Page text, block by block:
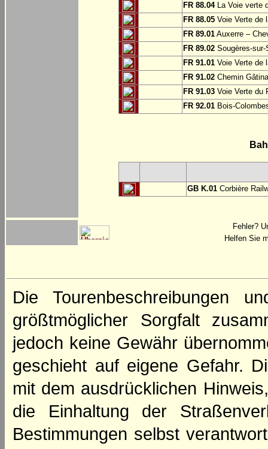
FR 88.04La Voie verte
FR 88.05 Voie Verte de
FR 89.01 Auxerre –
FR 89.02 Sougères-
FR 91.01 Voie Verte de
FR 91.02 Chemin
FR 91.03 Voie Verte du
FR 92.01 Bois-
GB K.01 Corbière
Fehler?
Helfen Sie
Die Tourenbeschreibungen
größtmöglicher Sorgfalt
jedoch keine Gewähr
geschieht auf eigene Gefahr.
mit dem ausdrücklichen
die Einhaltung der
Bestimmungen selbst